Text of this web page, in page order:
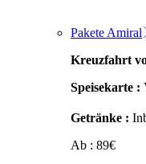
Pakete Amiral
Kreuzfahrt
Speisekarte :
Getränke :
Ab : 89€